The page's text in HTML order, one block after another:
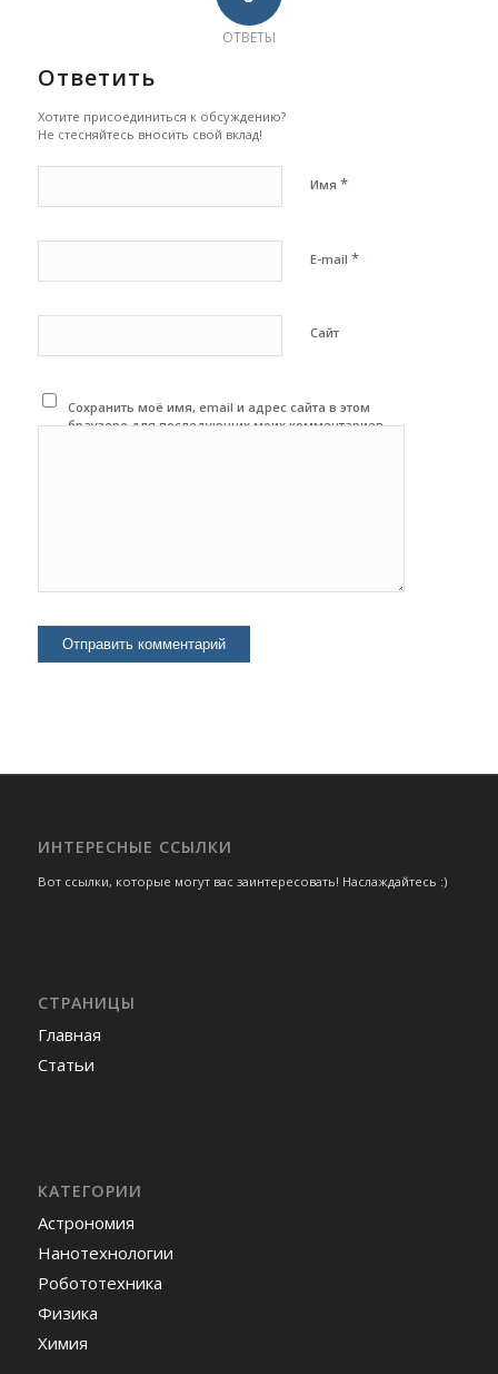
ОТВЕТЫ
Ответить
Хотите присоединиться к обсуждению?
Не стесняйтесь вносить свой вклад!
Имя *
E-mail *
Сайт
Сохранить моё имя, email и адрес сайта в этом
браузере для последующих моих комментариев.
ИНТЕРЕСНЫЕ ССЫЛКИ
Вот ссылки, которые могут вас заинтересовать! Наслаждайтесь :)
СТРАНИЦЫ
Главная
Статьи
КАТЕГОРИИ
Астрономия
Нанотехнологии
Робототехника
Физика
Химия